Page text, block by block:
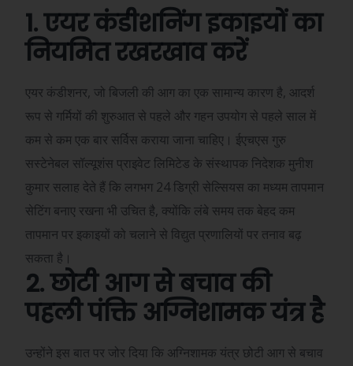
1. एयर कंडीशनिंग इकाइयों का
नियमित रखरखाव करें
एयर कंडीशनर, जो बिजली की आग का एक सामान्य कारण है, आदर्श
रूप से गर्मियों की शुरुआत से पहले और गहन उपयोग से पहले साल में
कम से कम एक बार सर्विस कराया जाना चाहिए। ईएचएस गुरु
सस्टेनेबल सॉल्यूशंस प्राइवेट लिमिटेड के संस्थापक निदेशक मुनीश
कुमार सलाह देते हैं कि लगभग 24 डिग्री सेल्सियस का मध्यम तापमान
सेटिंग बनाए रखना भी उचित है, क्योंकि लंबे समय तक बेहद कम
तापमान पर इकाइयों को चलाने से विद्युत प्रणालियों पर तनाव बढ़
सकता है।
2. छोटी आग से बचाव की
पहली पंक्ति अग्निशामक यंत्र है
उन्होंने इस बात पर जोर दिया कि अग्निशामक यंत्र छोटी आग से बचाव